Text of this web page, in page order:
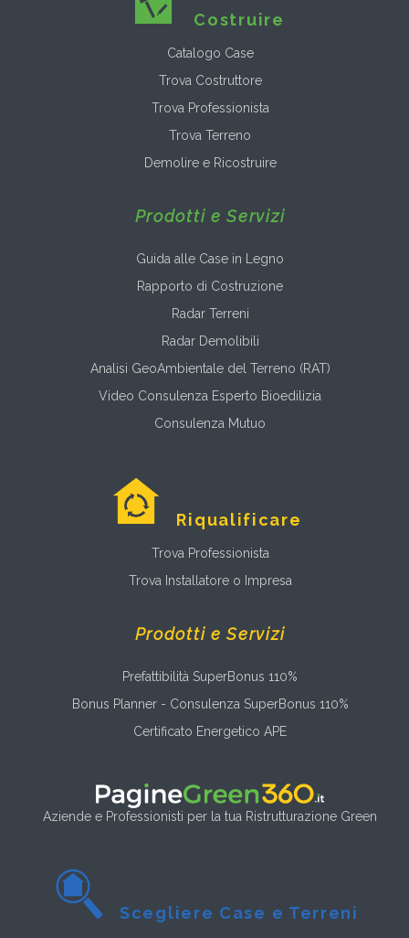
Costruire
Catalogo Case
Trova Costruttore
Trova Professionista
Trova Terreno
Demolire e Ricostruire
Prodotti e Servizi
Guida alle Case in Legno
Rapporto di Costruzione
Radar Terreni
Radar Demolibili
Analisi GeoAmbientale del Terreno (RAT)
Video Consulenza Esperto Bioedilizia
Consulenza Mutuo
Riqualificare
Trova Professionista
Trova Installatore o Impresa
Prodotti e Servizi
Prefattibilità SuperBonus 110%
Bonus Planner - Consulenza SuperBonus 110%
Certificato Energetico APE
Aziende e Professionisti per la tua Ristrutturazione Green
Scegliere Case e Terreni